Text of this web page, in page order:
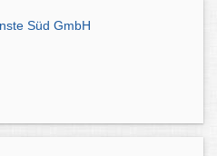
Süd GmbH